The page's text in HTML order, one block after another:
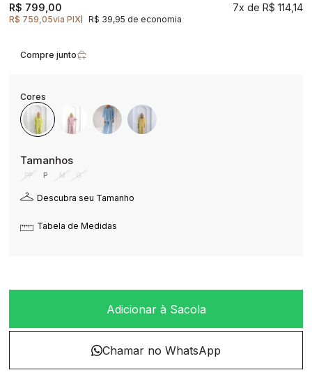
R$ 759,05via PIX R$ 39,95 de economia
R$ 799,00 7x R$ 114,14
Compre junto
PP P M G
Descubra seu Tamanho
Tabela de Medidas
Adicionar à Sacola